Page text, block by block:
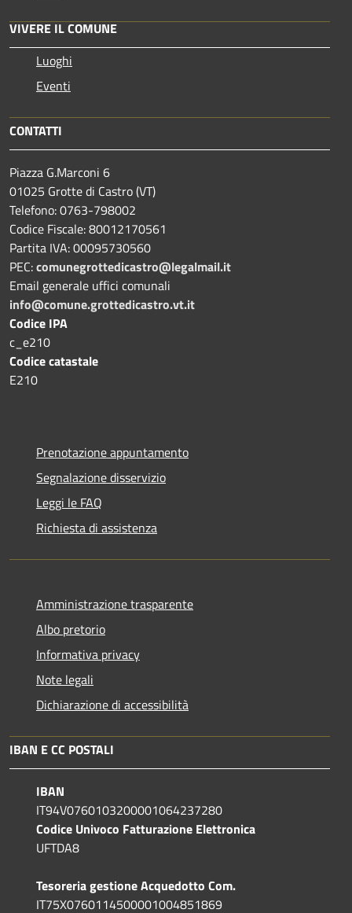
VIVERE IL COMUNE
Luoghi
Eventi
CONTATTI
Piazza G.Marconi 6
01025 Grotte di Castro (VT)
Telefono: 0763-798002
Codice Fiscale: 80012170561
Partita IVA: 00095730560
PEC:comunegrottedicastro@legalmail.it
Email generale uffici comunali
info@comune.grottedicastro.vt.it
Codice IPA
c_e210
Codice catastale
E210
Prenotazione appuntamento
Segnalazione disservizio
Leggi le FAQ
Richiesta di assistenza
Amministrazione trasparente
Albo pretorio
Informativa privacy
Note legali
Dichiarazione di accessibilità
IBAN E CC POSTALI
IBAN
IT94V0760103200001064237280
Codice Univoco Fatturazione Elettronica
UFTDA8
Tesoreria gestione Acquedotto Com.
IT75X0760114500001004851869